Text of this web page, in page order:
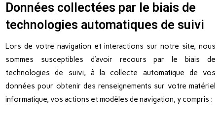
Données collectées par le biais de
technologies automatiques de suivi
Lors de votre navigation et interactions sur notre site, nous
sommes susceptibles d’avoir recours par le biais de
technologies de suivi, à la collecte automatique de vos
données pour obtenir des renseignements sur votre matériel
informatique, vos actions et modèles de navigation, y compris :